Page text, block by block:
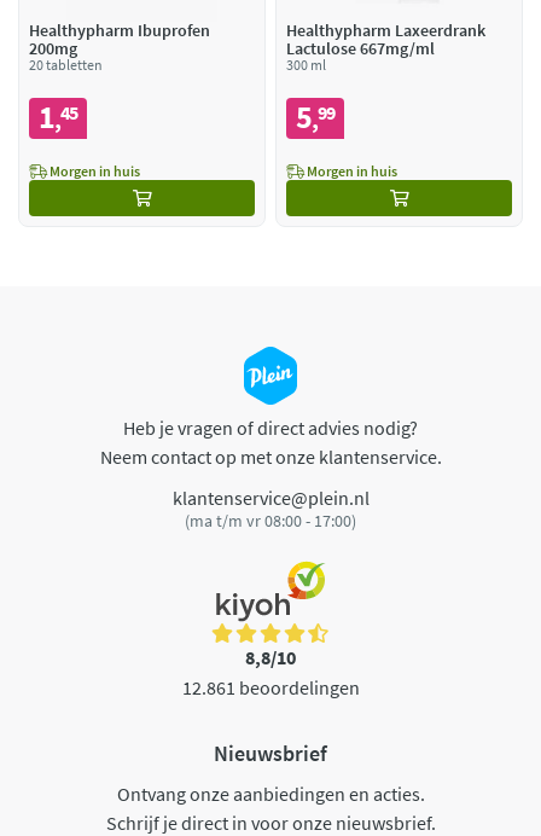
Healthypharm Ibuprofen
200mg
20 tabletten
1,45
Morgen in huis
Healthypharm Laxeerdrank
Lactulose 667mg/ml
300 ml
5,99
Morgen in huis
Heb je vragen of direct advies nodig?
Neem contact op met onze klantenservice.
klantenservice@plein.nl
(ma t/m vr 08:00 - 17:00)
8,8/10
12.861 beoordelingen
Nieuwsbrief
Ontvang onze aanbiedingen en acties.
Schrijf je direct in voor onze nieuwsbrief.